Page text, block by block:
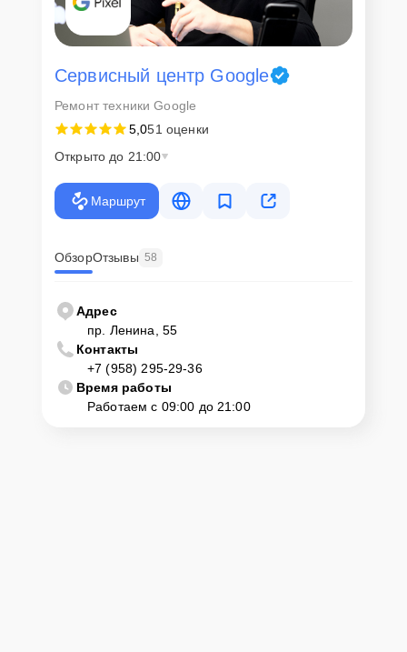
Сервисный центр Google
Ремонт техники Google
5,051 оценки
Открыто до 21:00
Маршрут
ОбзорОтзывы 58
Адрес
пр. Ленина, 55
Контакты
+7 (958) 295-29-36
Время работы
Работаем с 09:00 до 21:00